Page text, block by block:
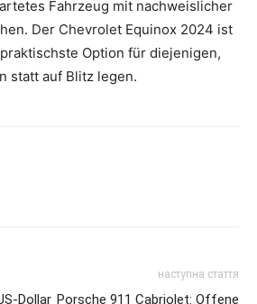
Fahrzeug mit nachweislicher
Der Chevrolet Equinox 2024 ist
Option für diejenigen,
statt auf Blitz legen.
Dollar
наступна стаття
Porsche 911 Cabriolet: Offene